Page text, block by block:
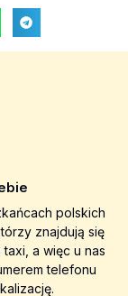
polskich
znajdują się
a więc u nas
telefonu